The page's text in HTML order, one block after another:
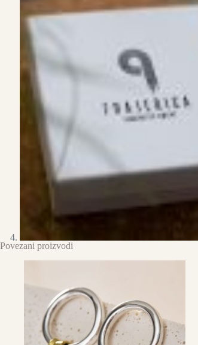
Povezani proizvodi